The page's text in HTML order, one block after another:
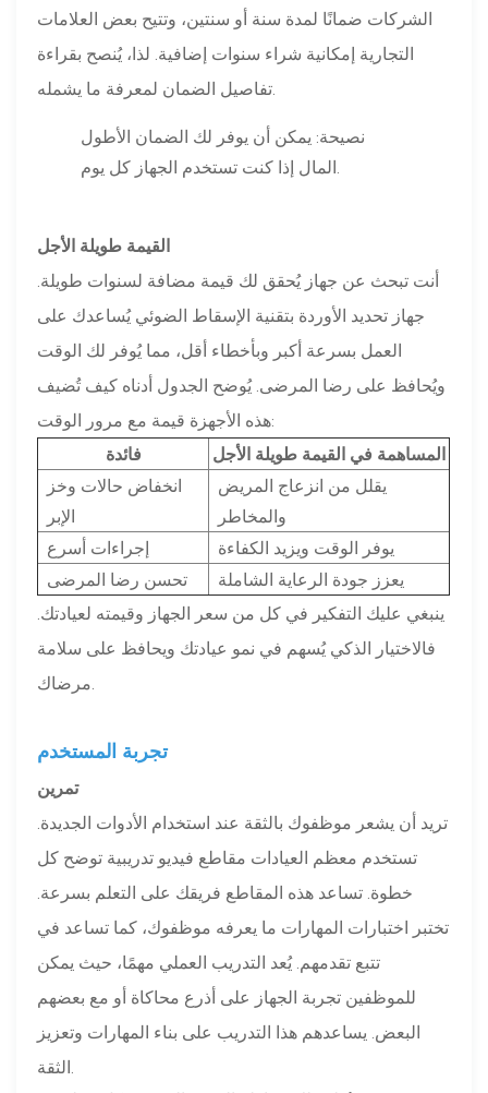
الشركات ضمانًا لمدة سنة أو سنتين، وتتيح بعض العلامات
التجارية إمكانية شراء سنوات إضافية. لذا، يُنصح بقراءة
نصيحة: يمكن أن يوفر لك الضمان الأطول
القيمة طويلة الأجل
أنت تبحث عن جهاز يُحقق لك قيمة مضافة لسنوات طويلة.
جهاز تحديد الأوردة بتقنية الإسقاط الضوئي يُساعدك على
العمل بسرعة أكبر وبأخطاء أقل، مما يُوفر لك الوقت
ويُحافظ على رضا المرضى. يُوضح الجدول أدناه كيف تُضيف
هذه الأجهزة قيمة مع مرور الوقت:
فائدة
المساهمة في القيمة طويلة الأجل
انخفاض حالات وخز
الإبر
يقلل من انزعاج المريض
والمخاطر
إجراءات أسرع
يوفر الوقت ويزيد الكفاءة
تحسن رضا المرضى
يعزز جودة الرعاية الشاملة
ينبغي عليك التفكير في كل من سعر الجهاز وقيمته لعيادتك.
فالاختيار الذكي يُسهم في نمو عيادتك ويحافظ على سلامة
تجربة المستخدم
تمرين
تريد أن يشعر موظفوك بالثقة عند استخدام الأدوات الجديدة.
تستخدم معظم العيادات مقاطع فيديو تدريبية توضح كل
خطوة. تساعد هذه المقاطع فريقك على التعلم بسرعة.
تختبر اختبارات المهارات ما يعرفه موظفوك، كما تساعد في
تتبع تقدمهم. يُعد التدريب العملي مهمًا، حيث يمكن
للموظفين تجربة الجهاز على أذرع محاكاة أو مع بعضهم
البعض. يساعدهم هذا التدريب على بناء المهارات وتعزيز